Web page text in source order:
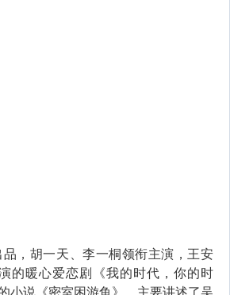
，胡一天、李一桐领衔主演，王安
的暖心爱恋剧《我的时代，你的时
小说《密室困游鱼》，主要讲述了吴